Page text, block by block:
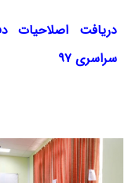
دریافت اصلاحیات
سراسری ۹۷